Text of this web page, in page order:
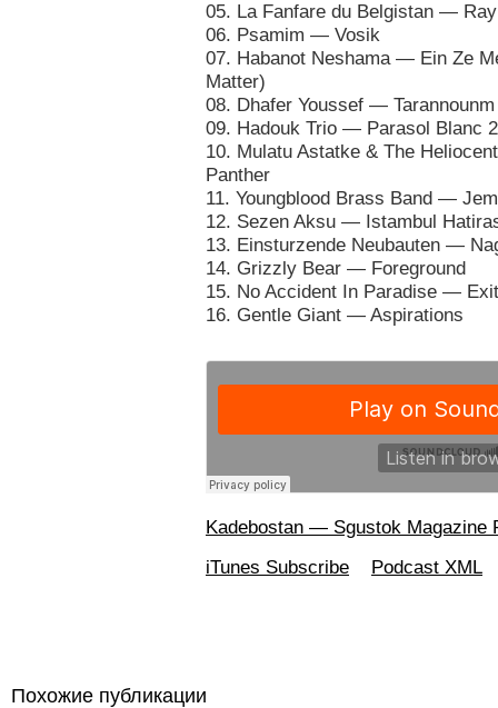
05. La Fanfare du Belgistan — Ray
06. Psamim — Vosik
07. Habanot Neshama — Ein Ze
Matter)
08. Dhafer Youssef — Tarannounm
09. Hadouk Trio — Parasol Blanc 2
10. Mulatu Astatke & The
Panther
11. Youngblood Brass Band — Jem
12. Sezen Aksu — Istambul
13. Einsturzende Neubauten —
14. Grizzly Bear — Foreground
15. No Accident In Paradise —
16. Gentle Giant — Aspirations
Kadebostan — Sgustok Magazine
iTunes Subscribe
Podcast XML
Похожие публикации